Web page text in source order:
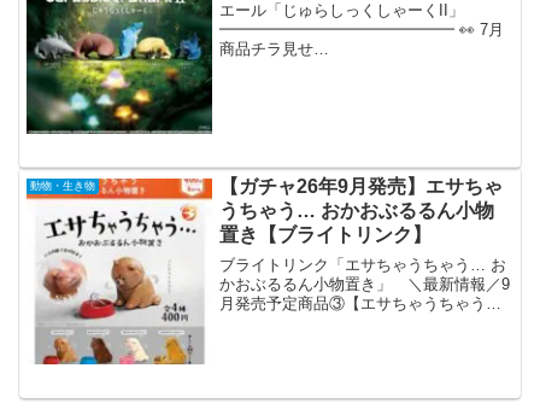
エール「じゅらしっくしゃーくII」
━━━━━━━━━━━━━━━ 👀 7月
商品チラ見せ
動物・生き物
【ガチャ26年9月発売】エサちゃ
うちゃう… おかおぶるるん小物
置き【ブライトリンク】
ブライトリンク「エサちゃうちゃう… お
かおぶるるん小物置き」 ＼最新情報／9
月発売予定商品③【エサちゃうちゃう…